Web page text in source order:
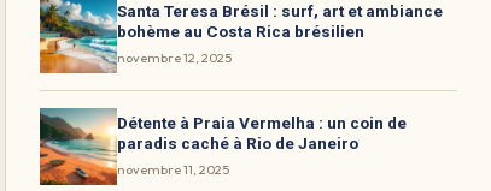
Santa Teresa Brésil : surf, art et ambiance
bohème au Costa Rica brésilien
novembre 12, 2025
Détente à Praia Vermelha : un coin de
paradis caché à Rio de Janeiro
novembre 11, 2025